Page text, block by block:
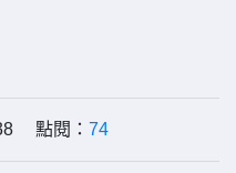
點閱： 74